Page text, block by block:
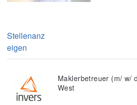
Stellenanz
eigen
Maklerbetreuer (m/ w/
West